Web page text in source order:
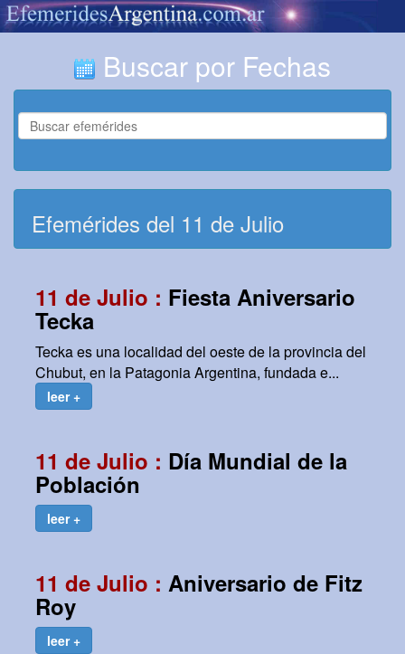
Buscar por Fechas
Efemérides del 11 de Julio
11 de Julio : Fiesta Aniversario
Tecka
Tecka es una localidad del oeste de la provincia del
Chubut, en la Patagonia Argentina, fundada e...
leer +
11 de Julio : Día Mundial de la
Población
leer +
11 de Julio : Aniversario de Fitz
Roy
leer +